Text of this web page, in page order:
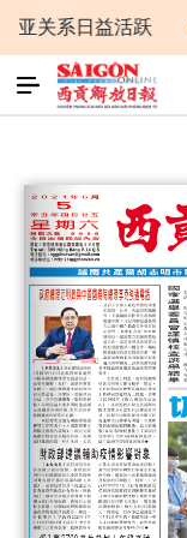
关系日益活跃